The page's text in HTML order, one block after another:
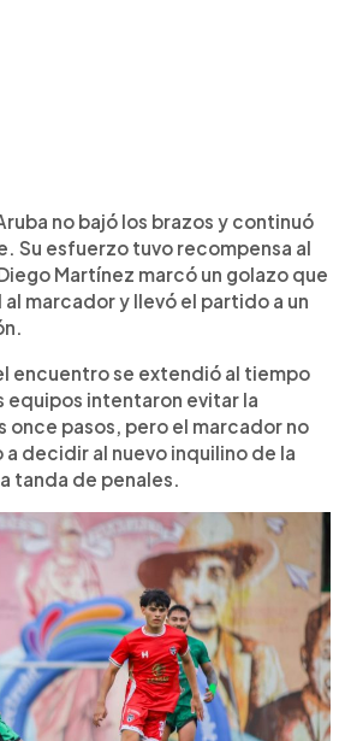
no bajó los brazos y continuó
Su esfuerzo tuvo recompensa al
Martínez marcó un golazo que
marcador y llevó el partido a un
encuentro se extendió al tiempo
equipos intentaron evitar la
once pasos, pero el marcador no
decidir al nuevo inquilino de la
tanda de penales.